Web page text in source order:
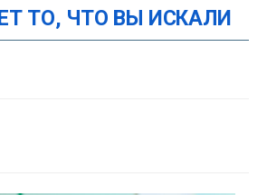
ТО, ЧТО ВЫ ИСКАЛИ